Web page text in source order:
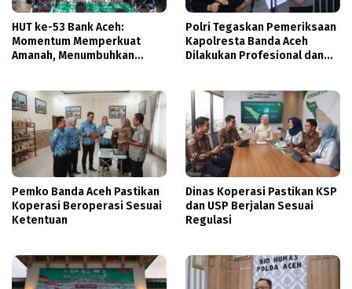
HUT ke-53 Bank Aceh:
Momentum Memperkuat
Amanah, Menumbuhkan
Polri Tegaskan Pemeriksaan
Kapolresta Banda Aceh
Dilakukan Profesional dan
Pemko Banda Aceh Pastikan
Koperasi Beroperasi Sesuai
Ketentuan
Dinas Koperasi Pastikan KSP
dan USP Berjalan Sesuai
Regulasi